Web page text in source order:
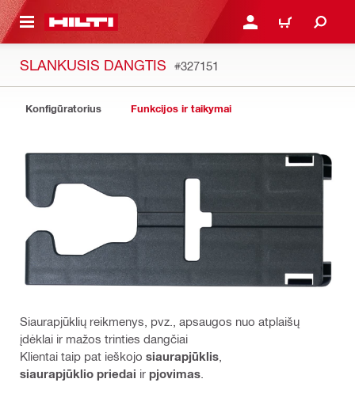
TURINIO PRISIJUNGTI ARBA
PIRKINIŲ
SLANKUSIS DANGTIS #327151
Konfigūratorius Funkcijos ir taikymai
Siaurapjūklių reikmenys, pvz., apsaugos nuo atplaišų
įdėklai ir mažos trinties dangčiai
Klientai taip pat ieškojo siaurapjūklis
siaurapjūklio priedai ir pjovimas